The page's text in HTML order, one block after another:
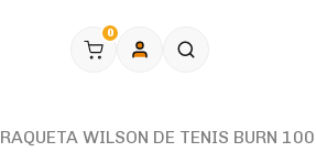
0
RAQUETA WILSON DE TENIS BURN